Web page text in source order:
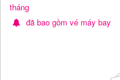
tháng
đã bao gồm vé máy bay